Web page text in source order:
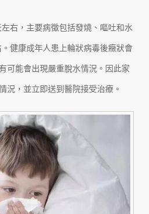
右，主要病徵包括發燒、嘔吐和水
健康成年人患上輪狀病毒後癥狀會
可能會出現嚴重脫水情況。因此家
況，並立即送到醫院接受治療。